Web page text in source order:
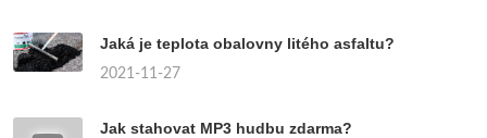
Jaká je teplota obalovny litého asfaltu?
2021-11-27
Jak stahovat MP3 hudbu zdarma?